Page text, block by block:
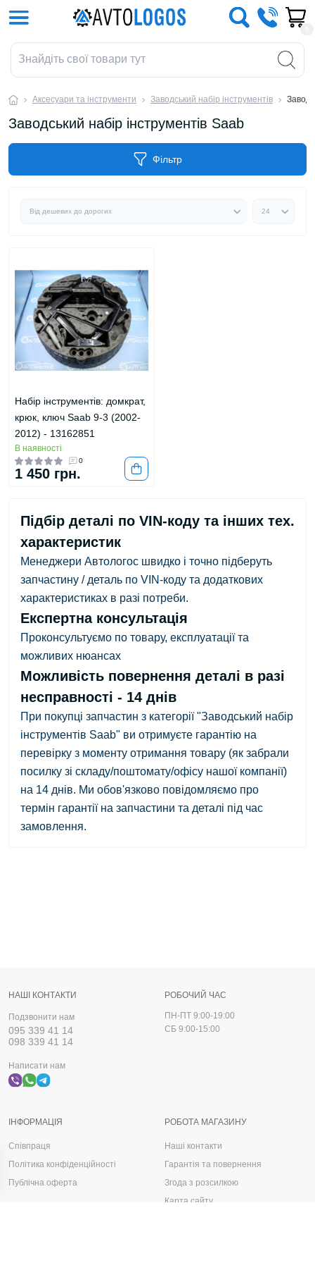
Аксесуари та інструменти Заводський набір інструментів
Заводський набір інструментів Saab
Фільтр
Набір інструментів: домкрат,
крюк, ключ Saab 9-3 (2002-
2012) - 13162851
В наявності
0
1 450 грн.
Підбір деталі по VIN-коду та інших тех.
характеристик
Менеджери Автологос швидко і точно підберуть
запчастину / деталь по VIN-коду та додаткових
характеристиках в разі потреби.
Експертна консультація
Проконсультуємо по товару, експлуатації та
можливих нюансах
Можливість повернення деталі в разі
несправності - 14 днів
При покупці запчастин з категорії "Заводський набір
інструментів Saab" ви отримуєте гарантію на
перевірку з моменту отримання товару (як забрали
посилку зі складу/поштомату/офісу нашої компанії)
на 14 днів. Ми обов'язково повідомляємо про
термін гарантії на запчастини та деталі під час
замовлення.
НАШІ КОНТАКТИ
Подзвонити нам
095 339 41 14
098 339 41 14
Написати нам
РОБОТА МАГАЗИНУ
Наші контакти
Гарантія та повернення
Згода з розсилкою
Карта сайту
ІНФОРМАЦІЯ
Співпраця
Політика конфіденційності
Публічна оферта
РОБОЧИЙ ЧАС
ПН-ПТ 9:00-19:00
СБ 9:00-15:00